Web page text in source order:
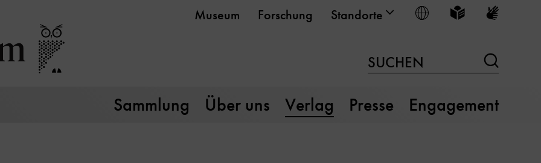
Museum Forschung Standorte Sprache wählen
Leichte Sprache
SUCHEN
Sammlung Über uns Verlag Presse Engagement